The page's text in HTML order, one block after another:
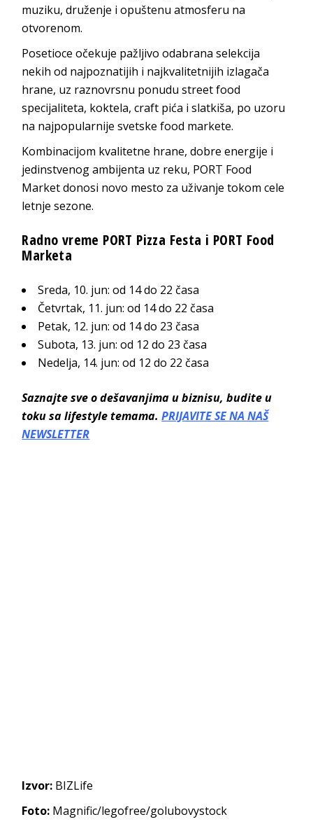
muziku, druženje i opuštenu atmosferu na
otvorenom.
Posetioce očekuje pažljivo odabrana selekcija
nekih od najpoznatijih i najkvalitetnijih izlagača
hrane, uz raznovrsnu ponudu street food
specijaliteta, koktela, craft pića i slatkiša, po uzoru
na najpopularnije svetske food markete.
Kombinacijom kvalitetne hrane, dobre energije i
jedinstvenog ambijenta uz reku, PORT Food
Market donosi novo mesto za uživanje tokom cele
letnje sezone.
Radno vreme PORT Pizza Festa i PORT Food
Marketa
Sreda, 10. jun: od 14 do 22 časa
Četvrtak, 11. jun: od 14 do 22 časa
Petak, 12. jun: od 14 do 23 časa
Subota, 13. jun: od 12 do 23 časa
Nedelja, 14. jun: od 12 do 22 časa
Saznajte sve o dešavanjima u biznisu, budite u
toku sa lifestyle temama.PRIJAVITE SE NA NAŠ
NEWSLETTER
Izvor: BIZLife
Foto: Magnific/legofree/golubovystock